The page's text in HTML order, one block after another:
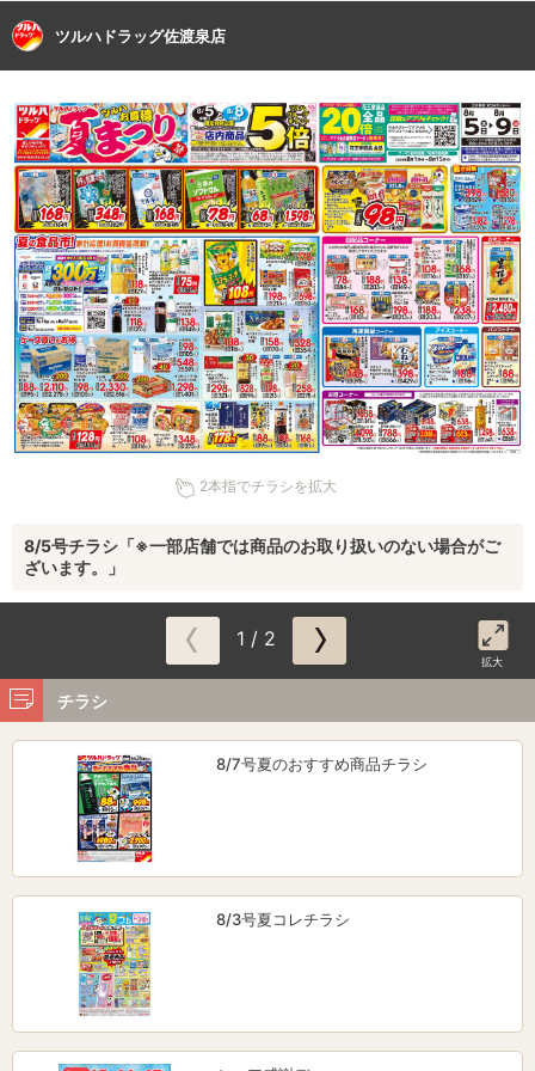
ツルハドラッグ佐渡泉店
2本指でチラシを拡大
8/5号チラシ「※一部店舗では商品のお取り扱いのない場合がご
ざいます。」
1 / 2
拡大
チラシ
8/7号夏のおすすめ商品チラシ
8/3号夏コレチラシ